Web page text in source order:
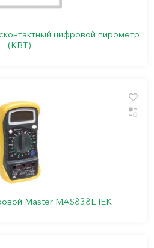
цифровой пирометр
(КВТ)
Master MAS838L IEK